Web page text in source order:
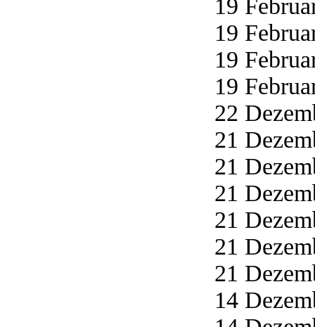
19
19
19
19
22
21
21
21
21
21
21
14